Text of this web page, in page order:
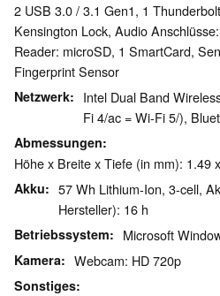
2 USB 3.0 / 3.1 Gen1, 1
Kensington Lock, Audio
Reader: microSD, 1 SmartCard,
Fingerprint Sensor
Netzwerk
Intel Dual Band
Fi 4/ac = Wi-Fi 5/),
Abmessungen
Höhe x Breite x Tiefe (in mm): 1.49
Akku
57 Wh Lithium-Ion, 3-cell,
Hersteller): 16 h
Betriebssystem Microsoft
Kamera Webcam: HD 720p
Sonstiges